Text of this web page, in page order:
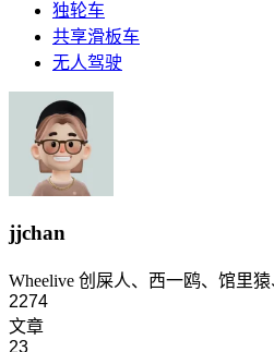
独轮车
共享滑板车
无人驾驶
jjchan
Wheelive 创屎人、西一鸥、馆里
2274
文章
23